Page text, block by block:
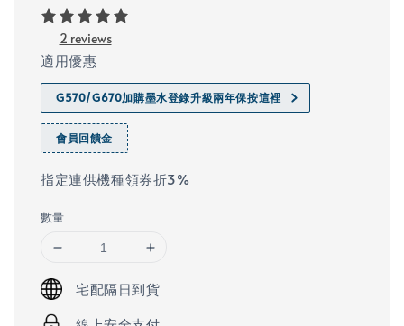
2 reviews
適用優惠
G570/G670加購墨水登錄升級兩年保按這裡
會員回饋金
指定連供機種領券折3%​
數量
宅配隔日到貨